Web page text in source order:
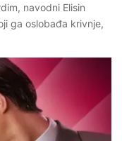
navodni Elisin
ga oslobađa krivnje,